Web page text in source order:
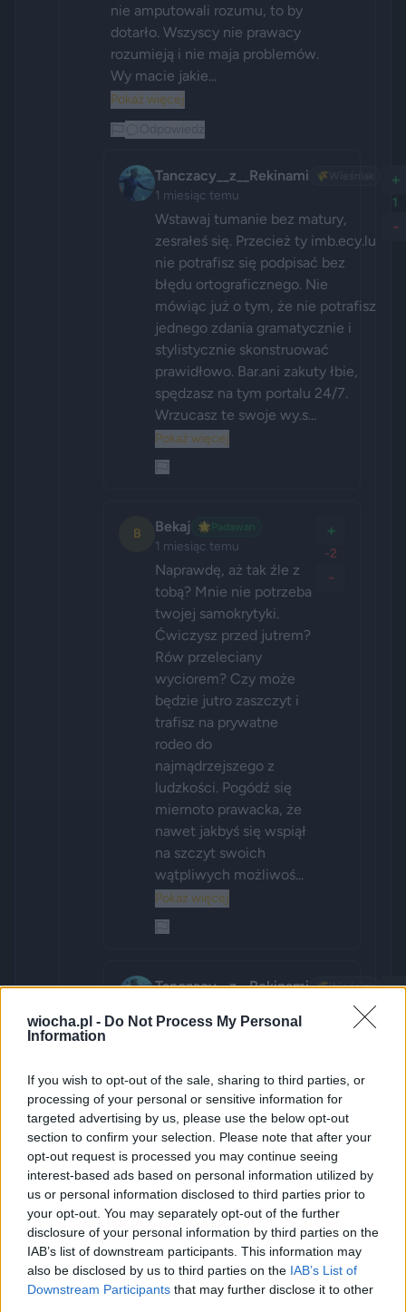
wiocha.pl - Do Not Process My Personal
Information
If you wish to opt-out of the sale, sharing to third parties, or
processing of your personal or sensitive information for
targeted advertising by us, please use the below opt-out
section to confirm your selection. Please note that after your
opt-out request is processed you may continue seeing
interest-based ads based on personal information utilized by
us or personal information disclosed to third parties prior to
your opt-out. You may separately opt-out of the further
disclosure of your personal information by third parties on the
IAB’s list of downstream participants. This information may
also be disclosed by us to third parties on the IAB’s List of
Downstream Participants that may further disclose it to other
nie amputowali rozumu, to by
dotarło. Wszyscy nie prawacy
rozumieją i nie maja problemów.
Wy macie jakie...
Pokaż więcej
Tanczacy__z__Rekinami 🌾
1 miesiąc temu
Wstawaj tumanie bez matury,
zesrałeś się. Przecież ty imb.ecy.lu
nie potrafisz się podpisać bez
błędu ortograficznego. Nie
mówiąc już o tym, że nie potrafisz
jednego zdania gramatycznie i
stylistycznie skonstruować
prawidłowo. Bar.ani zakuty łbie,
spędzasz na tym portalu 24/7.
Wrzucasz te swoje wy.s...
Pokaż więcej
+
1
-
B Bekaj 🌟Padawan
1 miesiąc temu
Naprawdę, aż tak źle z
tobą? Mnie nie potrzeba
twojej samokrytyki.
Ćwiczysz przed jutrem?
Rów przeleciany
wyciorem? Czy może
będzie jutro zaszczyt i
trafisz na prywatne
rodeo do
najmądrzejszego z
ludzkości. Pogódź się
miernoto prawacka, że
nawet jakbyś się wspiął
na szczyt swoich
wątpliwych możliwoś...
Pokaż więcej
+
-2
-
Tanczacy__z__Rekinami 🌾Wieśniak
Ale bełkot. Ograniczony dur.niu i
wykształcenia, przewodnictwo nie
odbywa się poprzez zwoje tylko
poprzez sieci neuronowe
(dokładnie przez synapsy i jądra
podkorowe) wie to uczeń 8 klasy
szkoły podstawowej, który do tej
szkoły chodził a nie rzucał w nią
kamieniami "nauczyc...
Pokaż więcej
+